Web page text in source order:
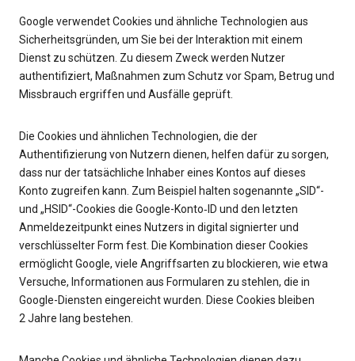
Google verwendet Cookies und ähnliche Technologien aus
Sicherheitsgründen, um Sie bei der Interaktion mit einem
Dienst zu schützen. Zu diesem Zweck werden Nutzer
authentifiziert, Maßnahmen zum Schutz vor Spam, Betrug und
Missbrauch ergriffen und Ausfälle geprüft.
Die Cookies und ähnlichen Technologien, die der
Authentifizierung von Nutzern dienen, helfen dafür zu sorgen,
dass nur der tatsächliche Inhaber eines Kontos auf dieses
Konto zugreifen kann. Zum Beispiel halten sogenannte „SID“-
und „HSID“-Cookies die Google-Konto‑ID und den letzten
Anmeldezeitpunkt eines Nutzers in digital signierter und
verschlüsselter Form fest. Die Kombination dieser Cookies
ermöglicht Google, viele Angriffsarten zu blockieren, wie etwa
Versuche, Informationen aus Formularen zu stehlen, die in
Google-Diensten eingereicht wurden. Diese Cookies bleiben
2 Jahre lang bestehen.